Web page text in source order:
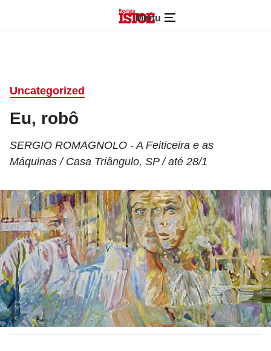
Menu
Uncategorized
Eu, robô
SERGIO ROMAGNOLO - A Feiticeira e as
Máquinas / Casa Triângulo, SP / até 28/1